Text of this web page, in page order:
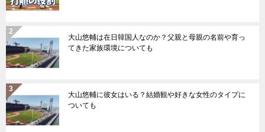
大山悠輔は在日韓国人なのか？父親と母親の名前や育っ
てきた家族環境についても
大山悠輔に彼女はいる？結婚観や好きな女性のタイプに
ついても